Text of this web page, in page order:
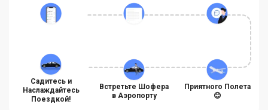
Садитесь и
Наслаждайтесь
Поездкой!
Встретьте Шофера
в Аэропорту
Приятного Полета
😊